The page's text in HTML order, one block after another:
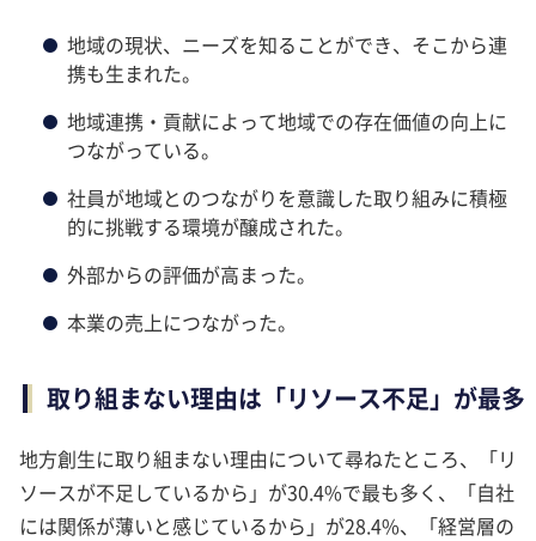
地域の現状、ニーズを知ることができ、そこから連
携も生まれた。
地域連携・貢献によって地域での存在価値の向上に
つながっている。
社員が地域とのつながりを意識した取り組みに積極
的に挑戦する環境が醸成された。
外部からの評価が高まった。
本業の売上につながった。
取り組まない理由は「リソース不足」が最多
地方創生に取り組まない理由について尋ねたところ、「リ
ソースが不足しているから」が30.4%で最も多く、「自社
には関係が薄いと感じているから」が28.4%、「経営層の